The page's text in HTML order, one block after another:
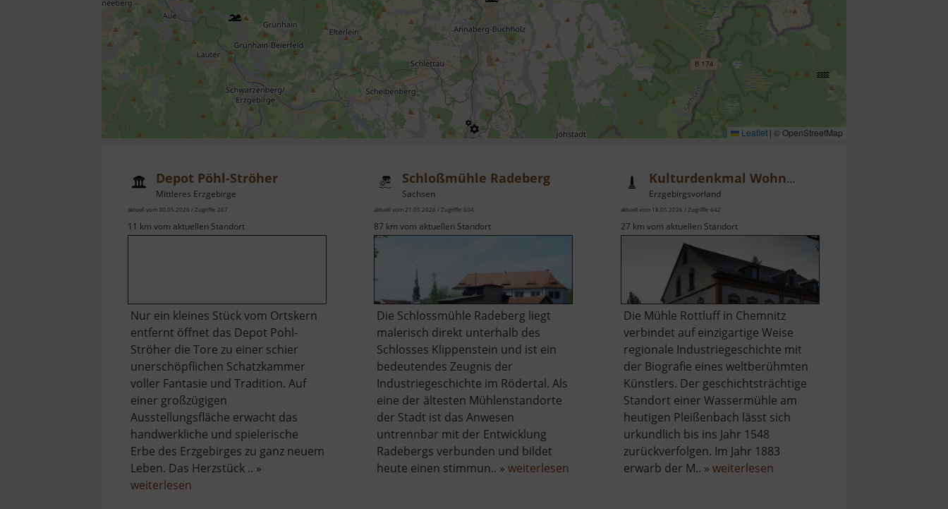
Leaflet | © OpenStreetMap
Depot Pöhl-Ströher
Mittleres Erzgebirge
aktuell vom 30.05.2026 / Zugriffe: 267
11 km vom aktuellen Standort
Nur ein kleines Stück vom Ortskern
entfernt öffnet das Depot Pohl-
Ströher die Tore zu einer schier
unerschöpflichen Schatzkammer
voller Fantasie und Tradition. Auf
einer großzügigen
Ausstellungsfläche erwacht das
handwerkliche und spielerische
Erbe des Erzgebirges zu ganz neuem
Leben. Das Herzstück .. »
weiterlesen
Schloßmühle Radeberg
Sachsen
aktuell vom 21.05.2026 / Zugriffe: 604
87 km vom aktuellen Standort
Die Schlossmühle Radeberg liegt
malerisch direkt unterhalb des
Schlosses Klippenstein und ist ein
bedeutendes Zeugnis der
Industriegeschichte im Rödertal. Als
eine der ältesten Mühlenstandorte
der Stadt ist das Anwesen
untrennbar mit der Entwicklung
Radebergs verbunden und bildet
heute einen stimmun.. »weiterlesen
Kulturdenkmal Wohnmühle Schmidt-Rottluff
Erzgebirgsvorland
aktuell vom 18.05.2026 / Zugriffe: 642
27 km vom aktuellen Standort
Die Mühle Rottluff in Chemnitz
verbindet auf einzigartige Weise
regionale Industriegeschichte mit
der Biografie eines weltberühmten
Künstlers. Der geschichtsträchtige
Standort einer Wassermühle am
heutigen Pleißenbach lässt sich
urkundlich bis ins Jahr 1548
zurückverfolgen. Im Jahr 1883
erwarb der M.. » weiterlesenüber